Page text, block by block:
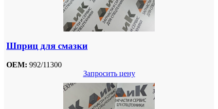
Шприц для смазки
OEM: 992/11300
Запросить цену